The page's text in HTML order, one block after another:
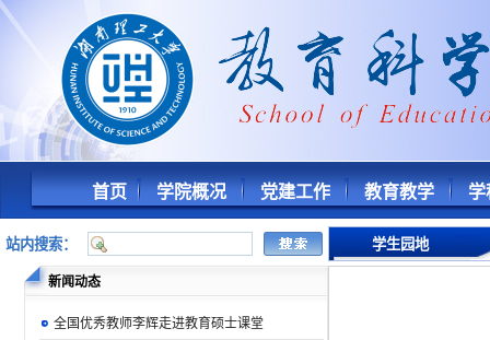
首页 学院概况 党建工作 教育教学
站内搜索：
新闻动态
全国优秀教师李辉走进教育硕士课堂
学生园地